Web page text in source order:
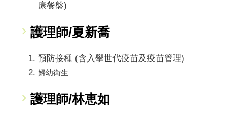
康餐盤)
護理師/夏新喬
預防接種 (含入學世代疫苗及疫苗管理)
婦幼衛生
護理師/林恵如